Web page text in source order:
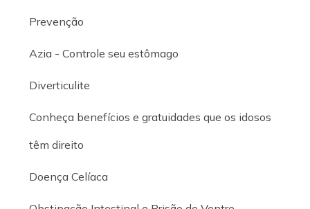
Prevenção
Azia - Controle seu estômago
Diverticulite
Conheça benefícios e gratuidades que os idosos
têm direito
Doença Celíaca